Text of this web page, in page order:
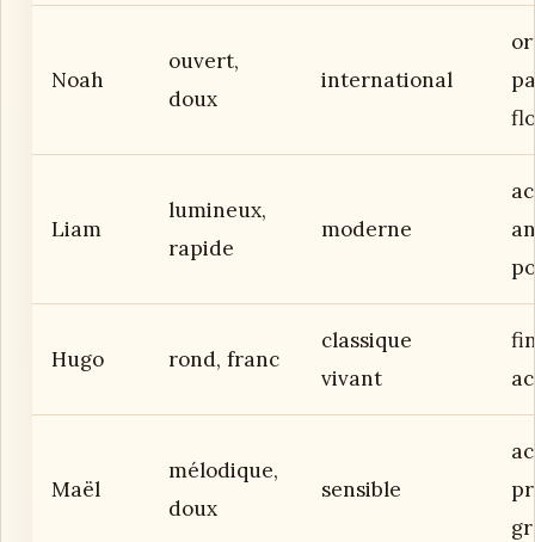
Noah
ouvert,
doux
international
Liam
lumineux,
rapide
moderne
Hugo rond, franc
classique
vivant
Maël
mélodique,
doux
sensible